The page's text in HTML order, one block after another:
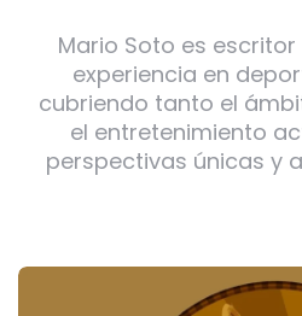
Mario Soto es
experiencia en
cubriendo tanto el
el entretenimiento
perspectivas únicas y
Post